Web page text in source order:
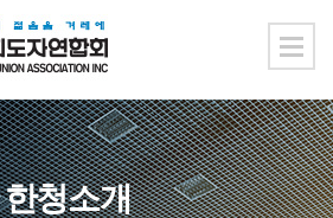
한청소개